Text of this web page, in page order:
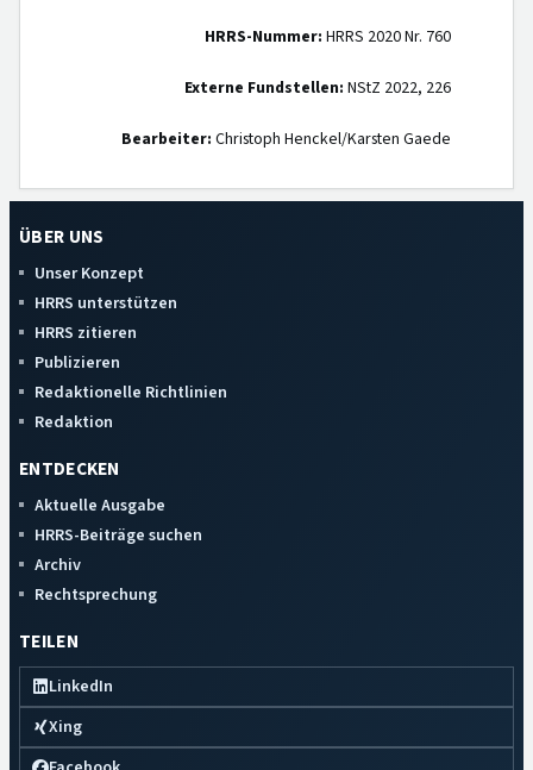
HRRS-Nummer: HRRS 2020 Nr. 760
Externe Fundstellen: NStZ 2022, 226
Bearbeiter: Christoph Henckel/Karsten Gaede
ÜBER UNS
Unser Konzept
HRRS unterstützen
HRRS zitieren
Publizieren
Redaktionelle Richtlinien
Redaktion
ENTDECKEN
Aktuelle Ausgabe
HRRS-Beiträge suchen
Archiv
Rechtsprechung
TEILEN
LinkedIn
Xing